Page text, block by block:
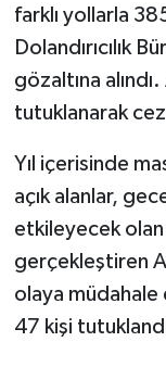
farklı yollarla
Dolandırıcılık
gözaltına
tutuklanarak
Yıl içerisinde
açık alanlar,
etkileyecek
gerçekleştiren
olaya müdahale
47 kişi